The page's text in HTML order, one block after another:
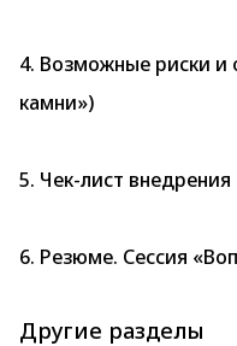
4. Возможные риски и
камни»)
5. Чек-лист
6. Резюме. Сессия
Другие разделы